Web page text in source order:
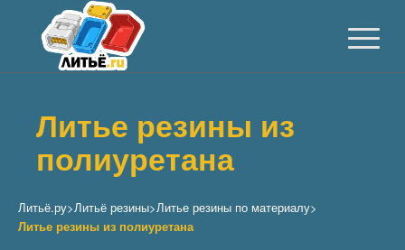
Литье резины из
полиуретана
Литьё.ру>Литьё резины>Литье резины по материалу>
Литье резины из полиуретана